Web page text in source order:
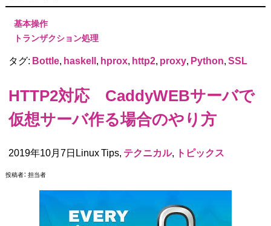
基本操作
トランザクション処理
タグ: Bottle, haskell, hprox, http2, proxy, Python,SSL
HTTP2対応 CaddyWEBサーバで
仮想サーバ作る場合のやり方
2019年10月7日Linux Tips, テクニカル, トピックス
投稿者： 担当者